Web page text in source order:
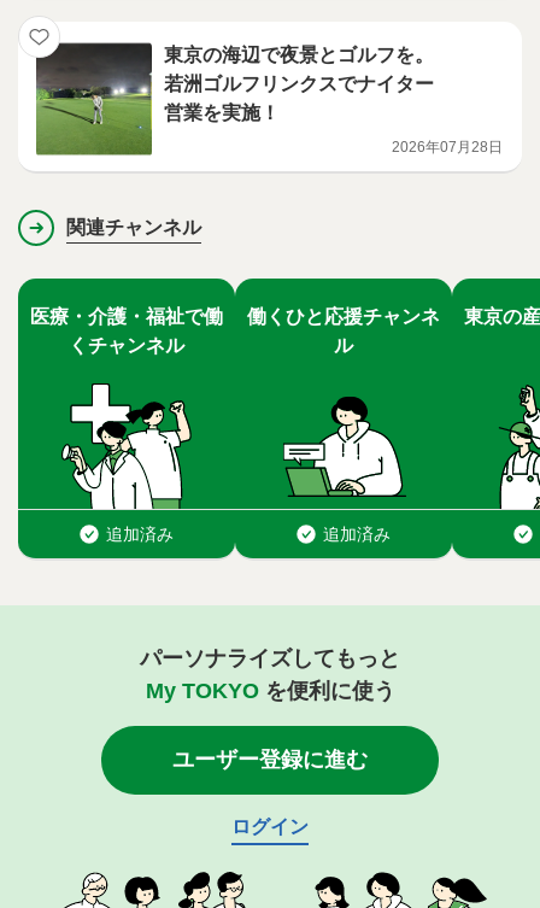
東京の海辺で夜景とゴルフを。
若洲ゴルフリンクスでナイター
営業を実施！
2026年07月28日
関連チャンネル
パーソナライズしてもっと
My TOKYOを便利に使う
ユーザー登録に進む
ログイン